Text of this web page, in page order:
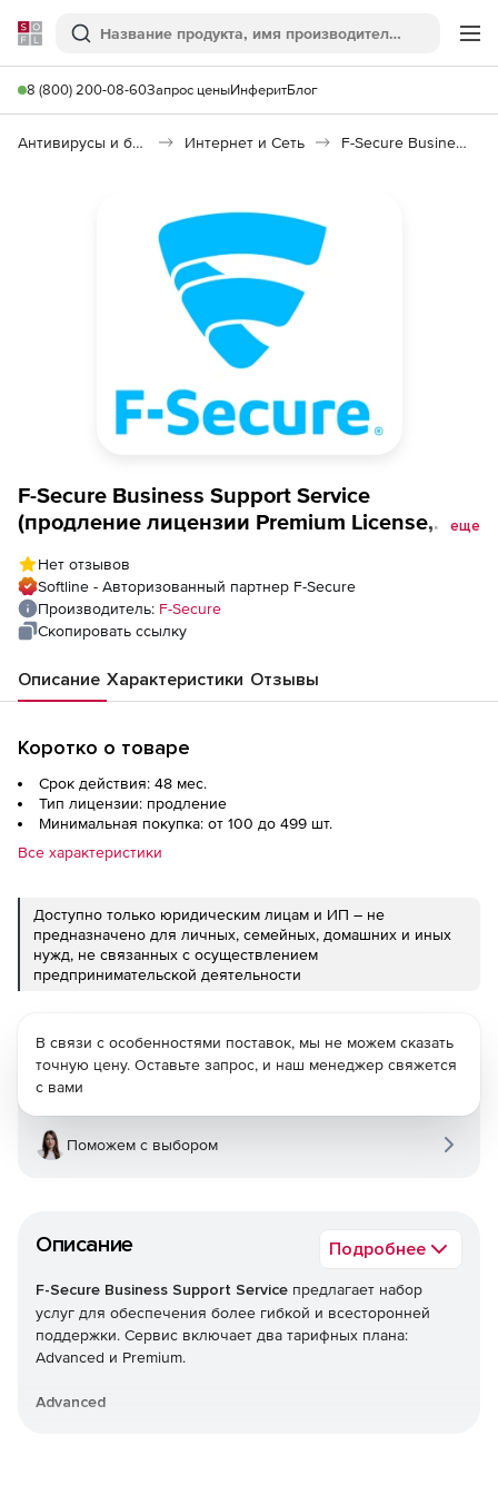
Softline
Поиск
8 (800) 200-08-60Запрос ценыИнферитБлог
Антивирусы и безопасность Интернет и Сеть F-Secure Business Support Service
F-Secure Business Support Service
(продление лицензии Premium License,
лицензий
еще
Нет отзывов
Softline - Авторизованный партнер F-Secure
Производитель: F-Secure
Скопировать ссылку
Описание Характеристики Отзывы
Коротко о товаре
Срок действия: 48 мес.
Тип лицензии: продление
Минимальная покупка: от 100 до 499 шт.
Все характеристики
Доступно только юридическим лицам и ИП – не
предназначено для личных, семейных, домашних и иных
нужд, не связанных с осуществлением
предпринимательской деятельности
Описание Подробнее
F-Secure Business Support Service предлагает набор
услуг для обеспечения более гибкой и всесторонней
поддержки. Сервис включает два тарифных плана:
Advanced и Premium.
Advanced
В связи с особенностями поставок, мы не можем сказать
точную цену. Оставьте запрос, и наш менеджер свяжется
с вами
Поможем с выбором